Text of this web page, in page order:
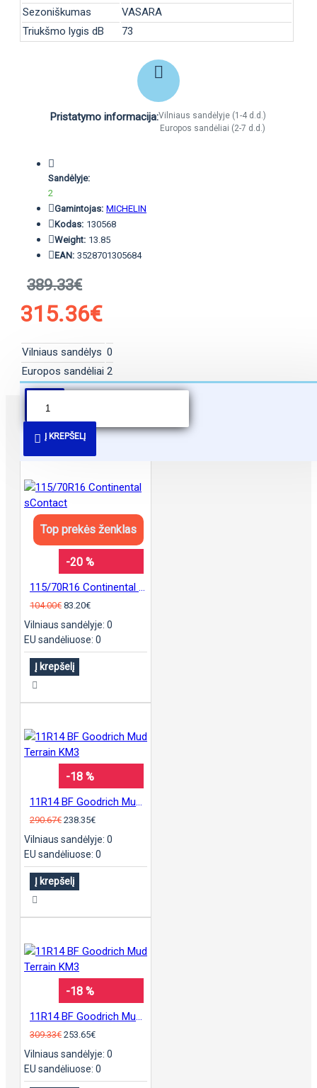
Sezoniškumas
VASARA
Triukšmo lygis dB
73
Pristatymo informacija:Vilniaus sandėlyje (1-4 d.d.)
Europos sandėliai (2-7 d.d.)
Sandėlyje:
2
Gamintojas: MICHELIN
Kodas: 130568
Weight: 13.85
EAN: 3528701305684
389.33€
315.36€
Vilniaus sandėlys 0
Europos sandėliai 2
Į KREPŠELĮ
PANAŠŪS PASIŪLYMAI
Top prekės ženklas
-20 %
104.00€ 83.20€
Vilniaus sandėlyje: 0
EU sandėliuose: 0
Į krepšelį
-18 %
290.67€ 238.35€
Vilniaus sandėlyje: 0
EU sandėliuose: 0
Į krepšelį
-18 %
309.33€ 253.65€
Vilniaus sandėlyje: 0
EU sandėliuose: 0